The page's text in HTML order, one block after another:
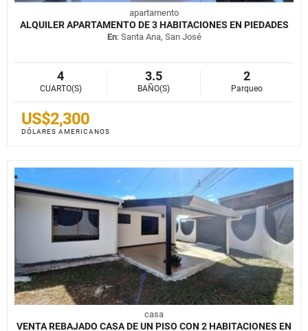
apartamento
ALQUILER APARTAMENTO DE 3 HABITACIONES EN PIEDADES
En: Santa Ana, San José
4
CUARTO(S)
3.5
BAÑO(S)
2
Parqueo
US$2,300
DÓLARES AMERICANOS
casa
VENTA REBAJADO CASA DE UN PISO CON 2 HABITACIONES EN